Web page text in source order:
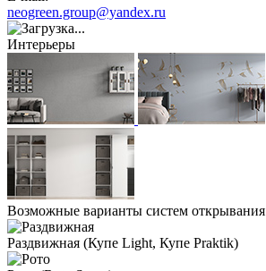
neogreen.group@yandex.ru
Интерьеры
Возможные варианты систем открывания
Раздвижная (Купе Light, Купе Praktik)